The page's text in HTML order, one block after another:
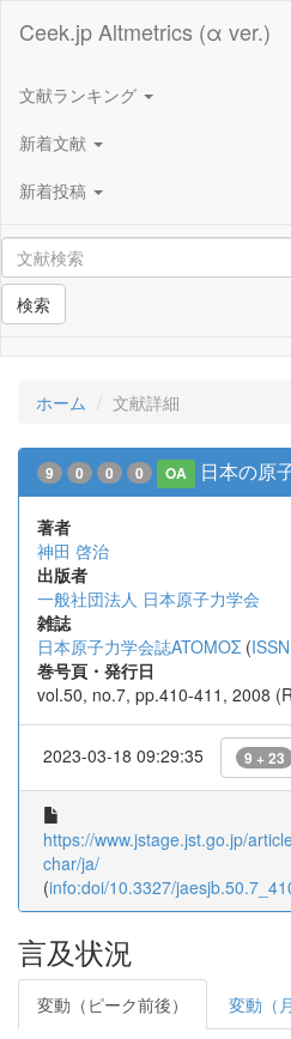
Ceek.jp Altmetrics (α ver.)
文献ランキング
新着文献
新着投稿
検索
ホーム 文献詳細
9 0 0 0 OA 日本の原
著者
神田 啓治
出版者
一般社団法人 日本原子力学会
雑誌
日本原子力学会誌ATOMOΣ (
巻号頁・発行日
vol.50, no.7, pp.410-411, 2008
2023-03-18 09:29:35 9 + 23
https://www.jstage.jst.go.jp/
char/ja/
(info:doi/10.3327/
言及状況
変動（ピーク前後） 変動（